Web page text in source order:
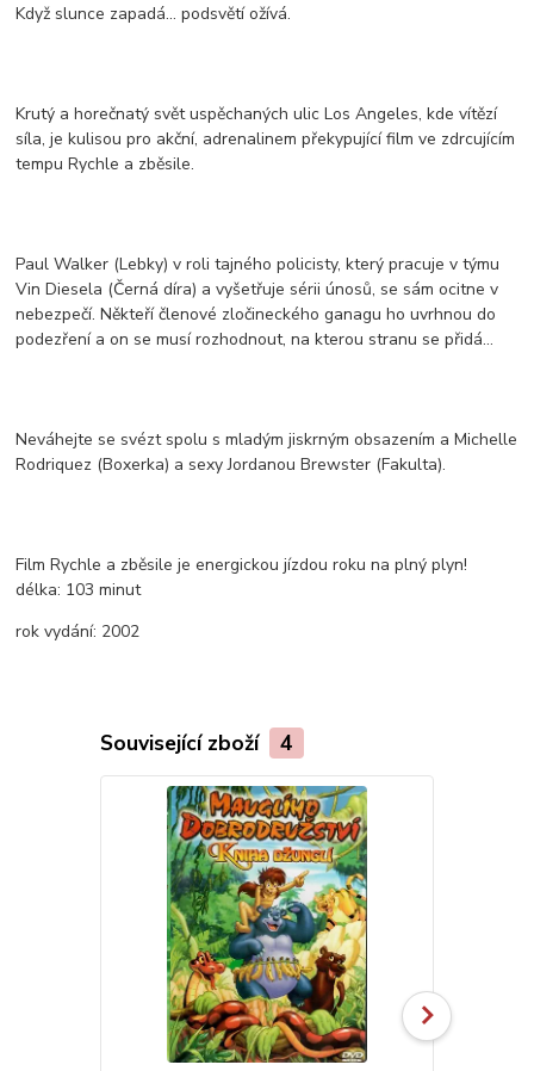
Když slunce zapadá... podsvětí ožívá.
Krutý a horečnatý svět uspěchaných ulic Los Angeles, kde vítězí
síla, je kulisou pro akční, adrenalinem překypující film ve zdrcujícím
tempu Rychle a zběsile.
Paul Walker (Lebky) v roli tajného policisty, který pracuje v týmu
Vin Diesela (Černá díra) a vyšetřuje sérii únosů, se sám ocitne v
nebezpečí. Někteří členové zločineckého ganagu ho uvrhnou do
podezření a on se musí rozhodnout, na kterou stranu se přidá...
Neváhejte se svézt spolu s mladým jiskrným obsazením a Michelle
Rodriquez (Boxerka) a sexy Jordanou Brewster (Fakulta).
Film Rychle a zběsile je energickou jízdou roku na plný plyn!
délka: 103 minut
rok vydání: 2002
Související zboží 4